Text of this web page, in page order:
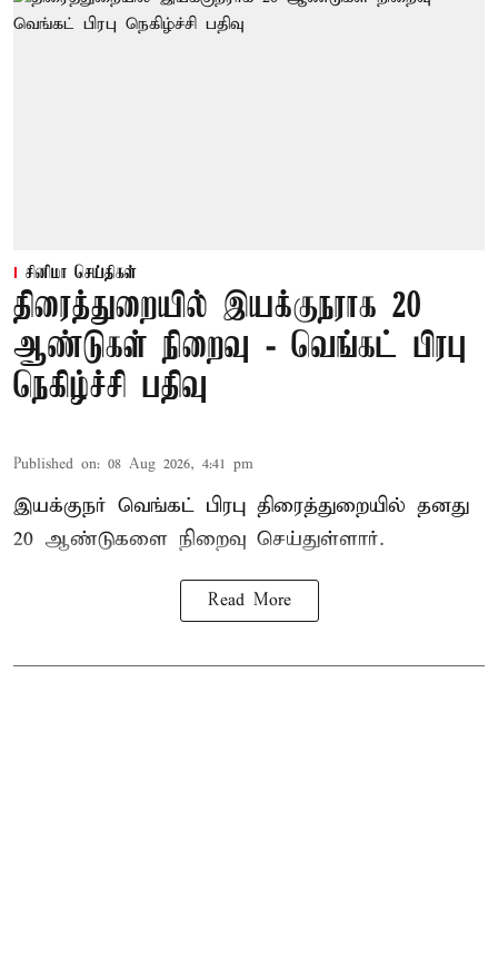
சினிமா செய்திகள்
திரைத்துறையில் இயக்குநராக 20
ஆண்டுகள் நிறைவு - வெங்கட் பிரபு
நெகிழ்ச்சி பதிவு
Published on: 08 Aug 2026, 4:41 pm
இயக்குநர் வெங்கட் பிரபு திரைத்துறையில் தனது
20 ஆண்டுகளை நிறைவு செய்துள்ளார்.
Read More